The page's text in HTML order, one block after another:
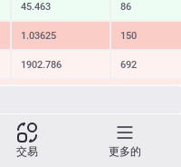
45.463 86
1.03625 150
1902.786 692
72.71
320.07 65
交易 更多的